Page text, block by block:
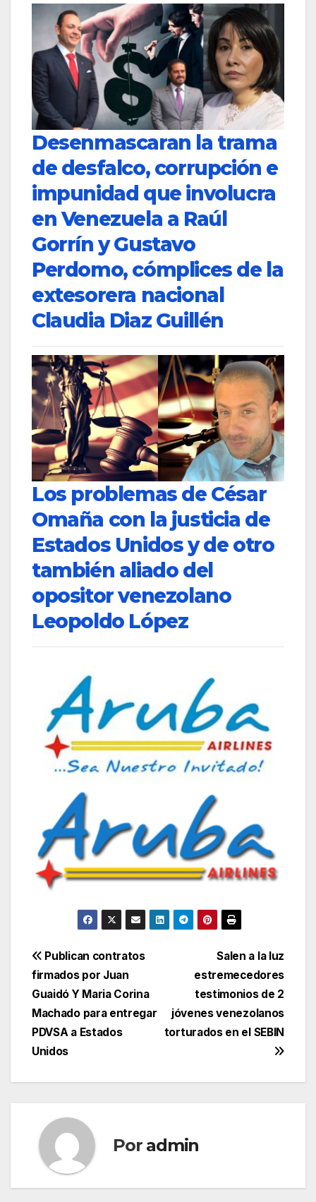
Desenmascaran la trama
de desfalco, corrupción e
impunidad que involucra
en Venezuela a Raúl
Gorrín y Gustavo
Perdomo, cómplices de la
extesorera nacional
Claudia Diaz Guillén
Los problemas de César
Omaña con la justicia de
Estados Unidos y de otro
también aliado del
opositor venezolano
Leopoldo López
Navegación
de
entradas
Salen a la luz
estremecedores
testimonios de 2
jóvenes venezolanos
torturados en el SEBIN
Publican contratos
firmados por Juan
Guaidó Y Maria Corina
Machado para entregar
PDVSA a Estados
Unidos
Por admin